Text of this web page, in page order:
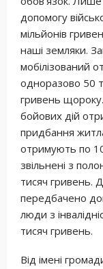
допомогу
мільйонів
наші земляки.
мобілізований
одноразово 50
гривень
бойових дій
придбання
отримують по
звільнені з
тисяч гривень.
передбачено
люди з
тисяч гривень.
Від імені